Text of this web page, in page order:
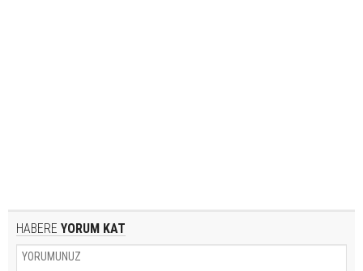
HABERE YORUM KAT